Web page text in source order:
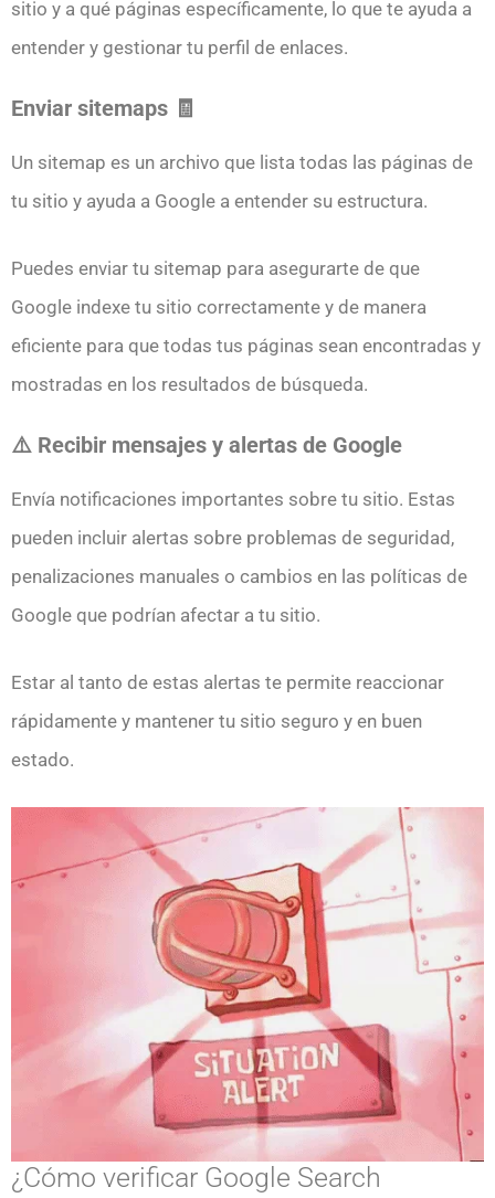
sitio y a qué páginas específicamente, lo que te ayuda a
entender y gestionar tu perfil de enlaces.
Enviar sitemaps 🧾
Un sitemap es un archivo que lista todas las páginas de
tu sitio y ayuda a Google a entender su estructura.
Puedes enviar tu sitemap para asegurarte de que
Google indexe tu sitio correctamente y de manera
eficiente para que todas tus páginas sean encontradas y
mostradas en los resultados de búsqueda.
⚠️ Recibir mensajes y alertas de Google
Envía notificaciones importantes sobre tu sitio. Estas
pueden incluir alertas sobre problemas de seguridad,
penalizaciones manuales o cambios en las políticas de
Google que podrían afectar a tu sitio.
Estar al tanto de estas alertas te permite reaccionar
rápidamente y mantener tu sitio seguro y en buen
estado.
¿Cómo verificar Google Search